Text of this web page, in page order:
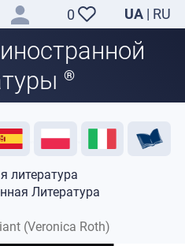
0 UA | RU
®
Поддержка преподавателей
литература
Литература
(Veronica Roth)